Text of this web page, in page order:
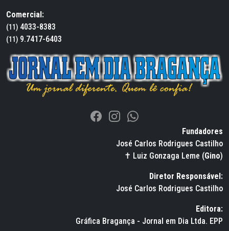
Comercial:
(11) 4033-8383
(11) 9.7417-6403
Fundadores
José Carlos Rodrigues Castilho
✝ Luiz Gonzaga Leme (Gino)
Diretor Responsável:
José Carlos Rodrigues Castilho
Editora:
Gráfica Bragança - Jornal em Dia Ltda. EPP